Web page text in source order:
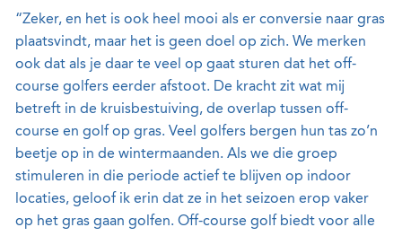
“Zeker, en het is ook heel mooi als er conversie naar gras
plaatsvindt, maar het is geen doel op zich. We merken
ook dat als je daar te veel op gaat sturen dat het off-
course golfers eerder afstoot. De kracht zit wat mij
betreft in de kruisbestuiving, de overlap tussen off-
course en golf op gras. Veel golfers bergen hun tas zo’n
beetje op in de wintermaanden. Als we die groep
stimuleren in die periode actief te blijven op indoor
locaties, geloof ik erin dat ze in het seizoen erop vaker
op het gras gaan golfen. Off-course golf biedt voor alle